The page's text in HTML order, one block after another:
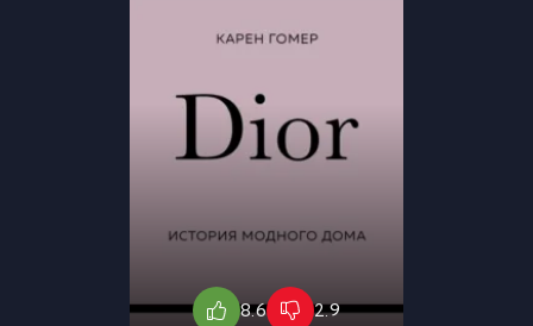
8.6 2.9